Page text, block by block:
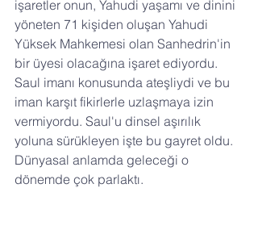
işaretler onun, Yahudi yaşamı ve dinini
yöneten 71 kişiden oluşan Yahudi
Yüksek Mahkemesi olan Sanhedrin'in
bir üyesi olacağına işaret ediyordu.
Saul imanı konusunda ateşliydi ve bu
iman karşıt fikirlerle uzlaşmaya izin
vermiyordu. Saul'u dinsel aşırılık
yoluna sürükleyen işte bu gayret oldu.
Dünyasal anlamda geleceği o
dönemde çok parlaktı.